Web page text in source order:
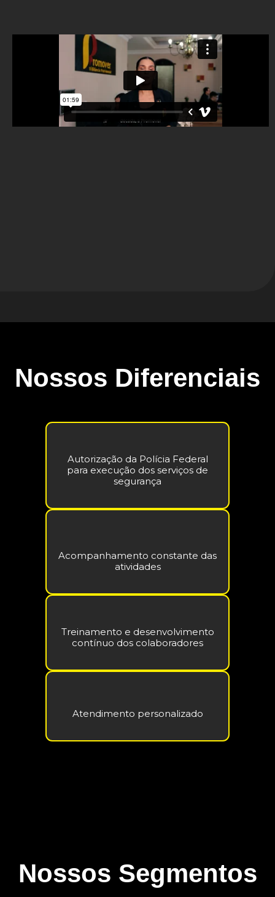
Nossos Diferenciais
Autorização da Polícia Federal
para execução dos serviços de
segurança
Acompanhamento constante das
atividades
Treinamento e desenvolvimento
contínuo dos colaboradores
Atendimento personalizado
Nossos Segmentos